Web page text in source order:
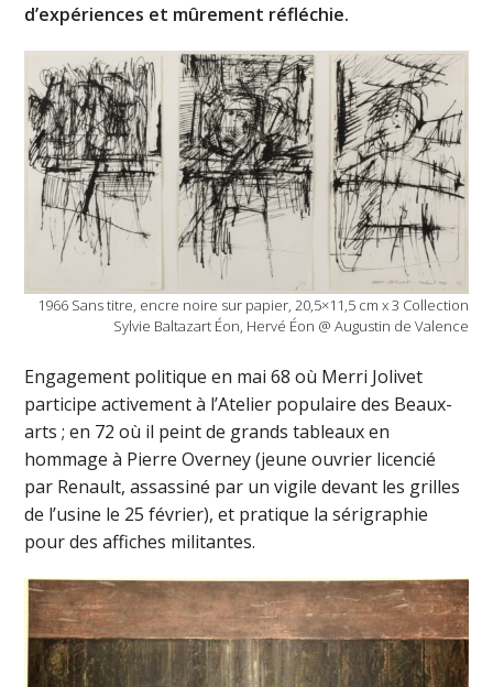
d’expériences et mûrement réfléchie.
1966 Sans titre, encre noire sur papier, 20,5×11,5 cm x 3 Collection
Sylvie Baltazart Éon, Hervé Éon @ Augustin de Valence
Engagement politique en mai 68 où Merri Jolivet
participe activement à l’Atelier populaire des Beaux-
arts ; en 72 où il peint de grands tableaux en
hommage à Pierre Overney (jeune ouvrier licencié
par Renault, assassiné par un vigile devant les grilles
de l’usine le 25 février), et pratique la sérigraphie
pour des affiches militantes.